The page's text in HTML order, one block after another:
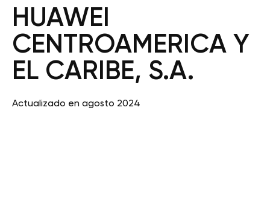
HUAWEI
CENTROAMERICA Y
EL CARIBE, S.A.
Actualizado en agosto 2024